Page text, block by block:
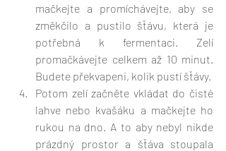
mačkejte a promíchávejte, aby se
změkčilo a pustilo šťávu, která je
potřebná k fermentaci. Zelí
promačkávejte celkem až 10 minut.
Budete překvapeni, kolik pustí šťávy.
Potom zelí začněte vkládat do čisté
lahve nebo kvašáku a mačkejte ho
rukou na dno. A to aby nebyl nikde
prázdný prostor a šťáva stoupala